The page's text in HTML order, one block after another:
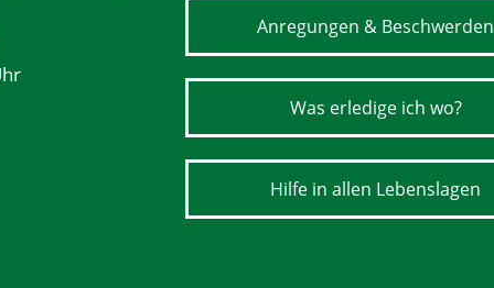
Anregungen & Beschwerden
Was erledige ich wo?
Hilfe in allen Lebenslagen